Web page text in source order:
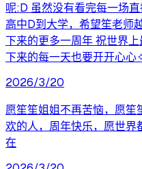
呢:D 虽然没有看完每一场
高中D到大学，希望笙老师
下来的更多一周年 祝世界
2026/3/20
愿笙笙姐姐不再苦恼，愿
欢的人，周年快乐，愿世界
在